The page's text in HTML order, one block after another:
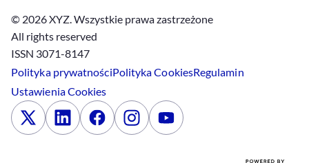
© 2026 XYZ. Wszystkie prawa zastrzeżone
All rights reserved
ISSN 3071-8147
Polityka prywatnościPolitykaCookiesRegulamin
UstawieniaCookies
x LinkedinFacebookInstagramYoutube